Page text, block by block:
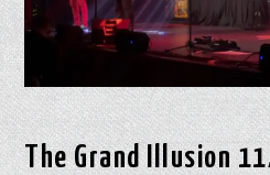
The Grand Illusion